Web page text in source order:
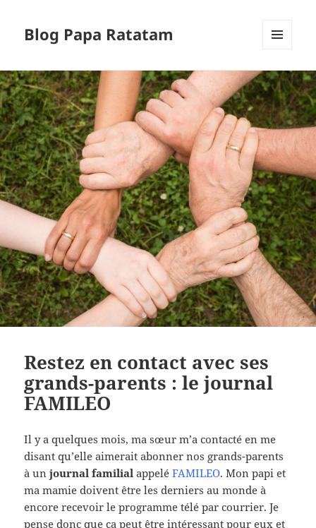
Blog Papa Ratatam
WIDGETS
Restez en contact avec ses
grands-parents : le journal
FAMILEO
Il y a quelques mois, ma sœur m’a contacté en me
disant qu’elle aimerait abonner nos grands-parents
à unjournal familialappeléFAMILEO. Mon papi et
ma mamie doivent être les derniers au monde à
encore recevoir le programme télé par courrier. Je
pense donc que ça peut être intéressant pour eux et